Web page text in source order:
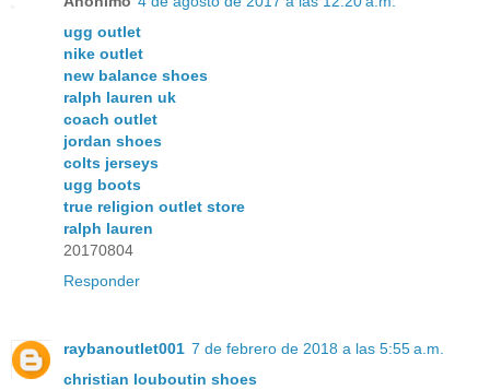
ugg outlet
nike outlet
new balance shoes
ralph lauren uk
coach outlet
jordan shoes
colts jerseys
ugg boots
true religion outlet store
ralph lauren
20170804
Responder
raybanoutlet001 7 de febrero de 2018 a las 5:55 a.m.
christian louboutin shoes